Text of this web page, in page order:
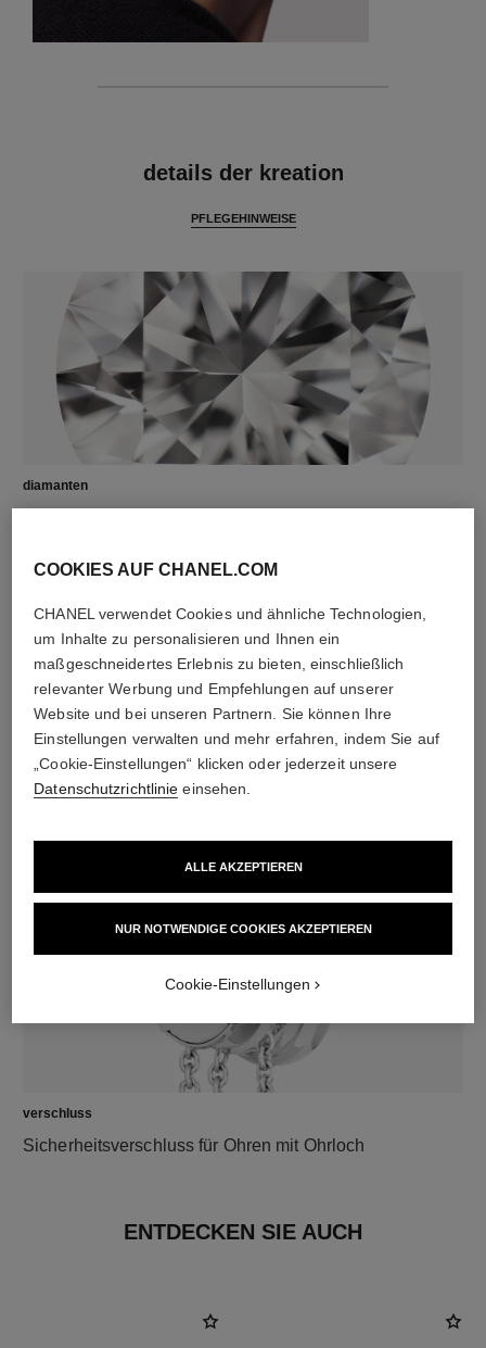
details der kreation
PFLEGEHINWEISE
diamanten
18 Karat Weißgold
verschluss
Sicherheitsverschluss für Ohren mit Ohrloch
ENTDECKEN SIE AUCH
COOKIES AUF CHANEL.COM
CHANEL verwendet Cookies und ähnliche Technologien,
um Inhalte zu personalisieren und Ihnen ein
maßgeschneidertes Erlebnis zu bieten, einschließlich
relevanter Werbung und Empfehlungen auf unserer
Website und bei unseren Partnern. Sie können Ihre
Einstellungen verwalten und mehr erfahren, indem Sie auf
„Cookie-Einstellungen“ klicken oder jederzeit unsere
Datenschutzrichtlinie einsehen.
NUR NOTWENDIGE COOKIES AKZEPTIEREN
ALLE AKZEPTIEREN
Cookie-Einstellungen